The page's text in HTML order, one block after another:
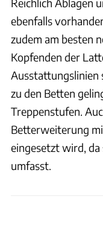
Reichlich Ablagen
ebenfalls
zudem am besten
Kopfenden der
Ausstattungslinien
zu den Betten
Treppenstufen.
Betterweiterung
eingesetzt wird, da
umfasst.